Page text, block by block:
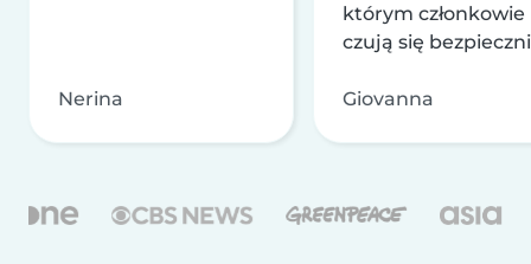
Nerina
którym członkowie
czują się
Giovanna